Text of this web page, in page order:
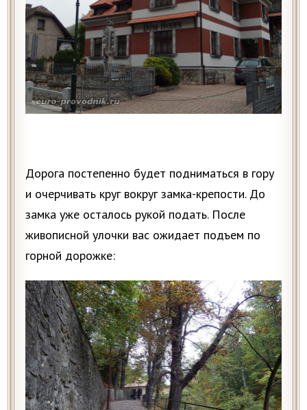
Дорога постепенно будет подниматься в гору
и очерчивать круг вокруг замка-крепости. До
замка уже осталось рукой подать. После
живописной улочки вас ожидает подъем по
горной дорожке: